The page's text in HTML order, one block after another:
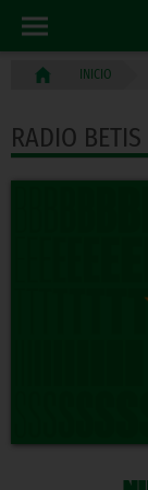
INICIO
RADIO BETIS